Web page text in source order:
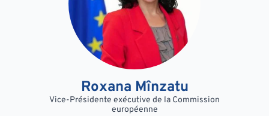
Roxana Mînzatu
Vice-Présidente exécutive de la Commission
européenne